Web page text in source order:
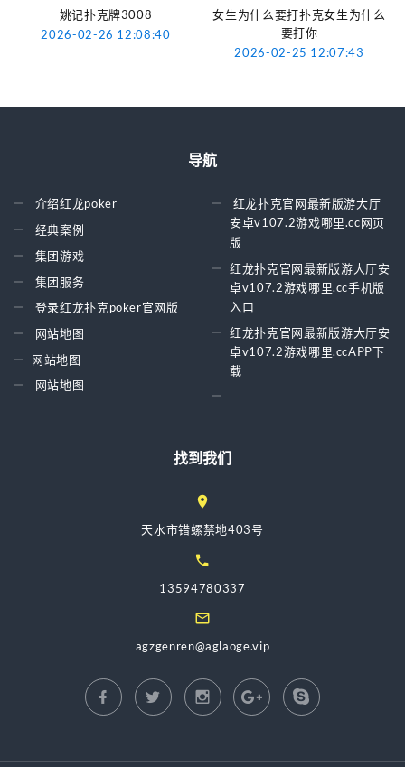
姚记扑克牌3008
2026-02-26 12:08:40
女生为什么要打扑克女生为什么
要打你
2026-02-25 12:07:43
导航
介绍红龙poker
经典案例
集团游戏
集团服务
登录红龙扑克poker官网版
网站地图
网站地图
网站地图
红龙扑克官网最新版游大厅
安卓v107.2游戏哪里.cc网页
版
红龙扑克官网最新版游大厅安
卓v107.2游戏哪里.cc手机版
入口
红龙扑克官网最新版游大厅安
卓v107.2游戏哪里.ccAPP下
载
找到我们
天水市错螺禁地403号
13594780337
agzgenren@aglaoge.vip